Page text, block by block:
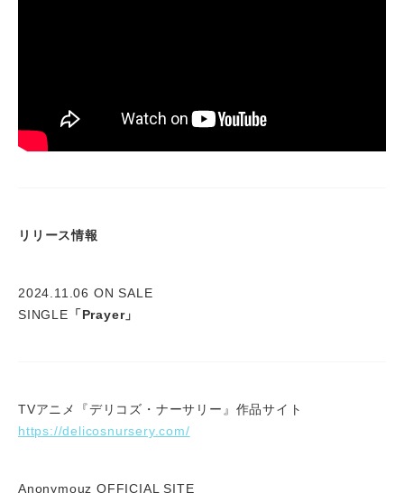
リリース情報
2024.11.06 ON SALE
SINGLE 「Prayer」
TVアニメ『デリコズ・ナーサリー』作品サイト
https://delicosnursery.com/
Anonymouz OFFICIAL SITE